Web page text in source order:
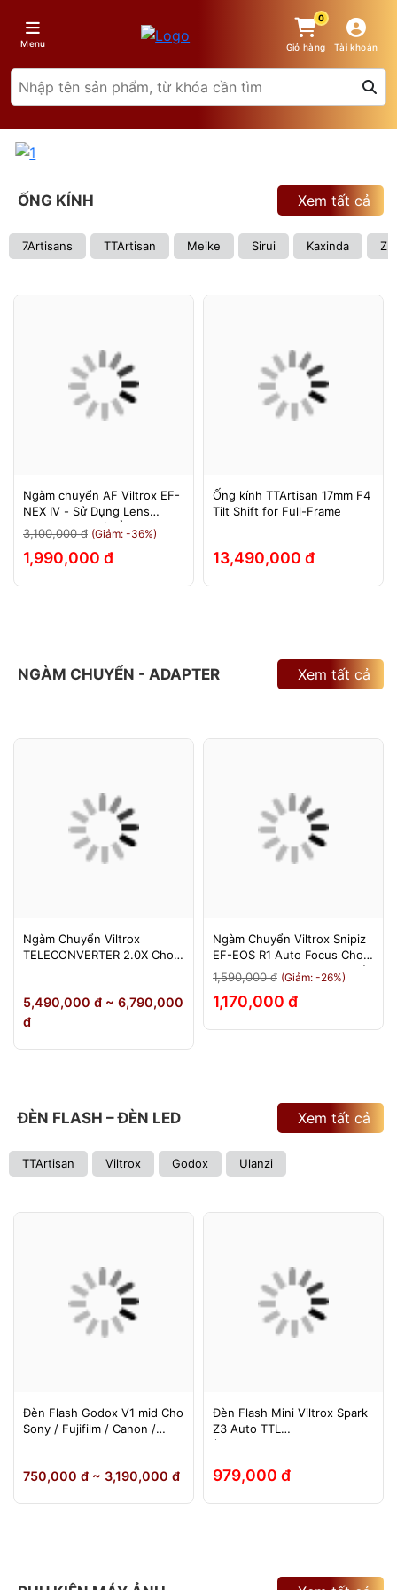
Menu
0
Giỏ hàng Tài khoản
ỐNG KÍNH
7Artisans TTArtisan Meike Sirui Kaxinda
Xem tất cả
Ngàm chuyển AF Viltrox EF-
NEX IV - Sử Dụng Lens
Canon Trên Máy Ảnh Sony
E-Mount - Bảo Hành 12
Tháng.
3,100,000 đ (Giảm: -36%)
1,990,000 đ
Ống kính TTArtisan 17mm F4
Tilt Shift for Full-Frame
13,490,000 đ
NGÀM CHUYỂN - ADAPTER Xem tất cả
Ngàm Chuyển Viltrox
TELECONVERTER 2.0X Cho
Tháng
5,490,000 đ ~ 6,790,000
đ
Ngàm Chuyển Viltrox Snipiz
EF-EOS R1 Auto Focus Cho
Canon EOS R/RP/R5/R6 - Bảo
Hành 12 Tháng 1 Đổi 1
1,590,000 đ (Giảm: -26%)
1,170,000 đ
ĐÈN FLASH – ĐÈN LED
TTArtisan Viltrox Godox Ulanzi
Xem tất cả
Đèn Flash Godox V1 mid Cho
Sony / Fujifilm / Canon /
750,000 đ ~ 3,190,000 đ
Đèn Flash Mini Viltrox Spark
Z3 Auto TTL
(Fuji/Sony/Canon/Nikon)
979,000 đ